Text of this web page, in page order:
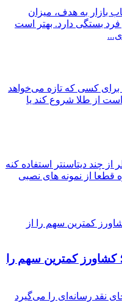
بازار به هدف، میزان
بستگی دارد. بهتر است
برای کسی که تازه می‌خواهد
است از طلا شروع کند یا
چند دیتاسنتر استفاده کنه
قطعا از نمونه های نصبی
کمترین سهم را